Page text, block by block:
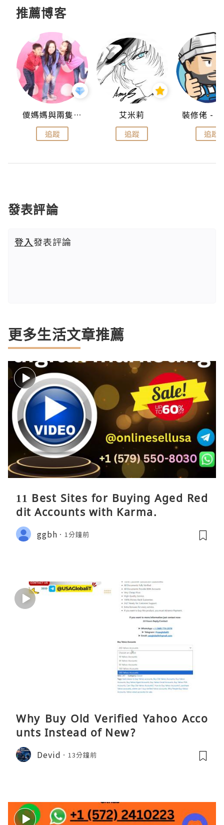
推薦博客
儍媽媽與兩隻小魔怪之家
追蹤
艾米莉
追蹤 追蹤
發表評論
登入發表評論
更多生活文章推薦
11 Best Sites for Buying Aged Red
dit Accounts with Karma.
ggbh 1分鐘前
Why Buy Old Verified Yahoo Acco
unts Instead of New?
Devid 13分鐘前